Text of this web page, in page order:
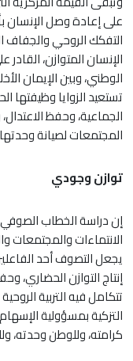
على إعادة وصل الإنسان
التفكك الروحي والجفاف
الإنسان المتوازن،
الوطني، وبين الإيمان
تستعيد الزوايا وظيفتها
الجماعية، وحفظ
المجتمعات لصيانة
توازن وجودي
إن دراسة الخطاب
الانتماءات والمجتمعات
يجعل التصوف أحد
إنتاج التوازن الحضاري،
تتكامل فيه التربية
التزكية بمسؤولية
كرامته، وللوطن وحدته،